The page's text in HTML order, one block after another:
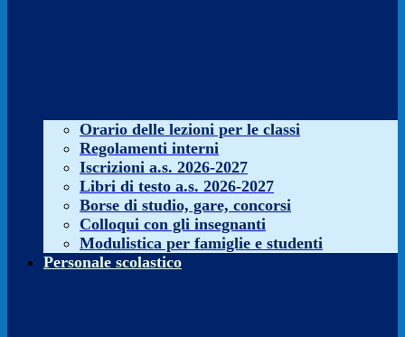
Orario delle lezioni per le classi
Regolamenti interni
Iscrizioni a.s. 2026-2027
Libri di testo a.s. 2026-2027
Borse di studio, gare, concorsi
Colloqui con gli insegnanti
Modulistica per famiglie e studenti
Personale scolastico